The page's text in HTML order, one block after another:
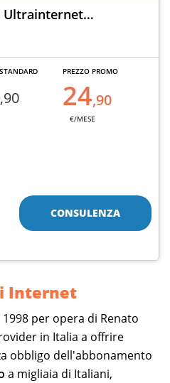
Ultrainternet
,90
PREZZO PROMO
24,90
€/MESE
CONSULENZA
Internet
per opera di Renato
in Italia a offrire
obbligo dell'abbonamento
a migliaia di Italiani,